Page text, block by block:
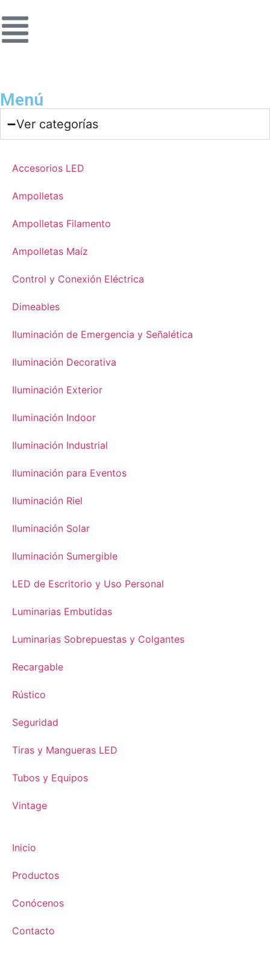
Menú
Ver categorías
Accesorios LED
Ampolletas
Ampolletas Filamento
Ampolletas Maíz
Control y Conexión Eléctrica
Dimeables
Iluminación de Emergencia y Señalética
Iluminación Decorativa
Iluminación Exterior
Iluminación Indoor
Iluminación Industrial
Iluminación para Eventos
Iluminación Riel
Iluminación Solar
Iluminación Sumergible
LED de Escritorio y Uso Personal
Luminarias Embutidas
Luminarias Sobrepuestas y Colgantes
Recargable
Rústico
Seguridad
Tiras y Mangueras LED
Tubos y Equipos
Vintage
Inicio
Productos
Conócenos
Contacto